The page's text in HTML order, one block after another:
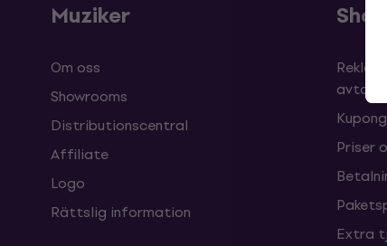
Muziker
Om oss
Showrooms
Distributionscentral
Affiliate
Logo
Rättslig information
avtalet
Priser
Extra